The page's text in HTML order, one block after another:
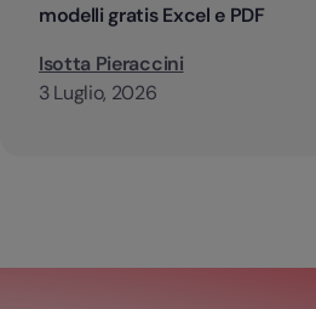
modelli gratis Excel e PDF
Isotta Pieraccini
3 Luglio, 2026